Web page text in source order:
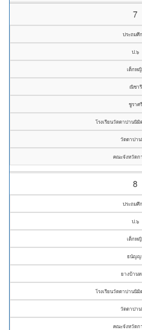
7
ประถมศึ
ป.๖
เด็กห
ณิชารี
ชูราศรี
โรงเรียนวัดดาปานนิ
วัดดาปา
คณะจังหวัดก
8
ประถมศึ
ป.๖
เด็กห
ธนัญญ
ยางบ้าน
โรงเรียนวัดดาปานนิ
วัดดาปา
คณะจังหวัดก